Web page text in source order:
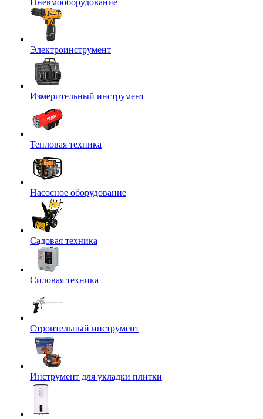
Пневмооборудование
Электроинструмент
Измерительный инструмент
Тепловая техника
Насосное оборудование
Садовая техника
Силовая техника
Строительный инструмент
Инструмент для укладки плитки